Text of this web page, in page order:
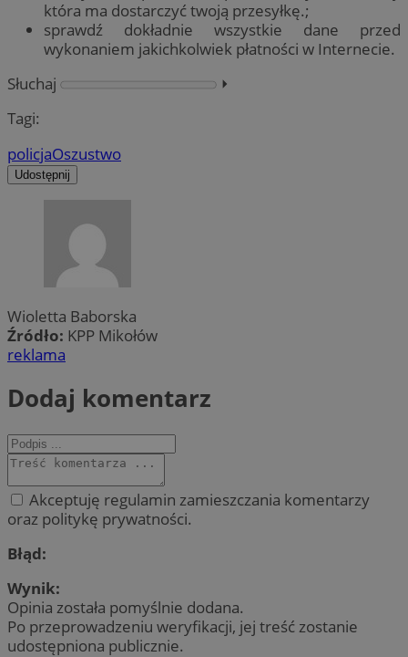
która ma dostarczyć twoją przesyłkę.;
sprawdź dokładnie wszystkie dane przed
wykonaniem jakichkolwiek płatności w Internecie.
Słuchaj
⏵︎
Tagi:
policjaOszustwo
Udostępnij
Wioletta Baborska
Źródło: KPP Mikołów
reklama
Dodaj komentarz
Akceptuję regulamin zamieszczania komentarzy
oraz politykę prywatności.
Błąd:
Wynik:
Opinia została pomyślnie dodana.
Po przeprowadzeniu weryfikacji, jej treść zostanie
udostępniona publicznie.